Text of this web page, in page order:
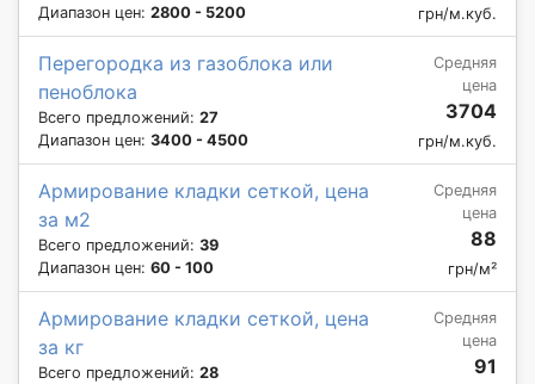
Диапазон цен: 2800 - 5200 грн/м.куб.
Перегородка из газоблока или
пеноблока
Всего предложений: 27
Диапазон цен: 3400 - 4500
Средняя
цена
3704
грн/м.куб.
Армирование кладки сеткой, цена
за м2
Всего предложений: 39
Диапазон цен: 60 - 100
Средняя
цена
88
грн/м²
Армирование кладки сеткой, цена
за кг
Всего предложений: 28
Средняя
цена
91